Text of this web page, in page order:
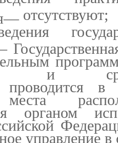
отсутствуют;
и
проводится в
места
органом
управление